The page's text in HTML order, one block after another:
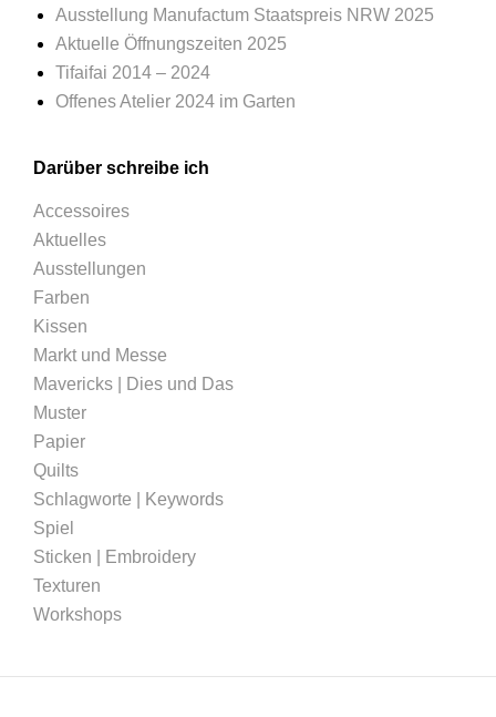
Ausstellung Manufactum Staatspreis NRW 2025
Aktuelle Öffnungszeiten 2025
Tifaifai 2014 – 2024
Offenes Atelier 2024 im Garten
Darüber schreibe ich
Accessoires
Aktuelles
Ausstellungen
Farben
Kissen
Markt und Messe
Mavericks | Dies und Das
Muster
Papier
Quilts
Schlagworte | Keywords
Spiel
Sticken | Embroidery
Texturen
Workshops